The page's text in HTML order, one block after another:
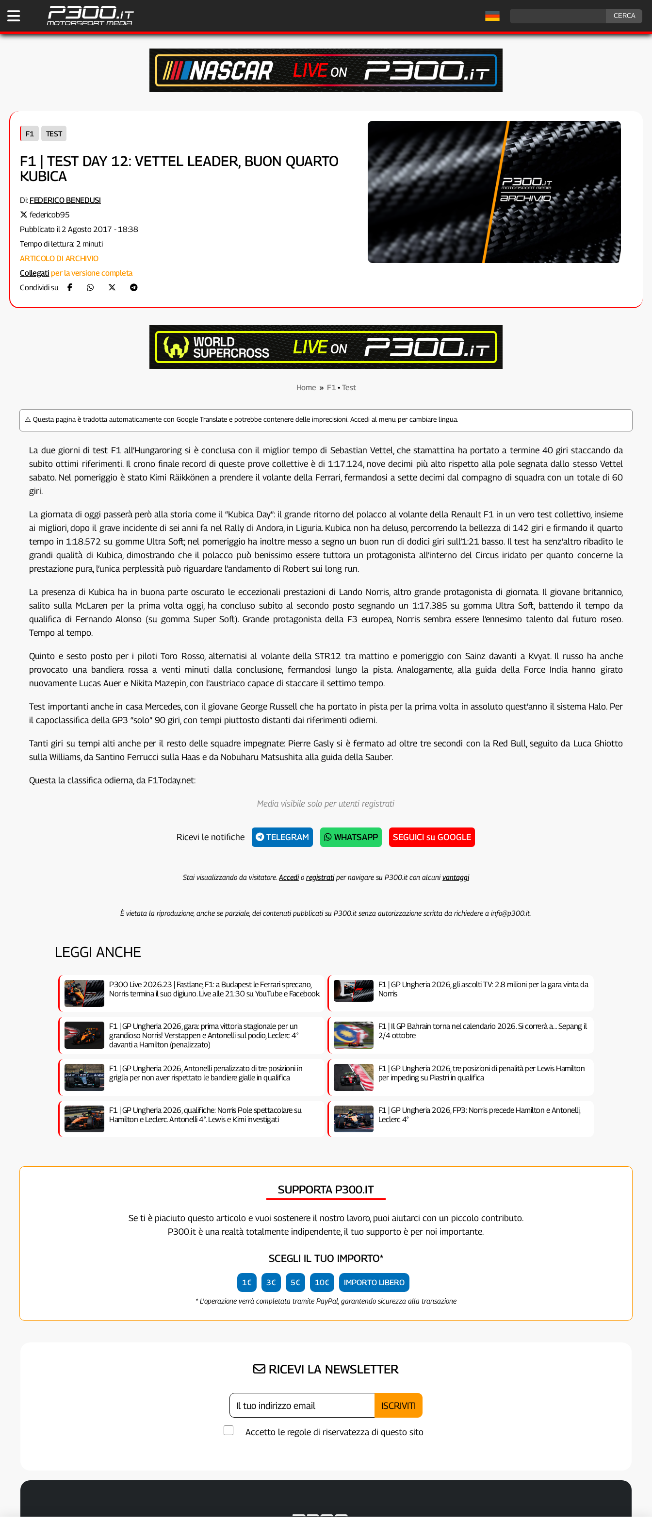
F1 TEST
F1 | TEST DAY 12: VETTEL LEADER, BUON QUARTO
KUBICA
Di: FEDERICO BENEDUSI
federicob95
Pubblicato il 2 Agosto 2017 - 18:38
Tempo di lettura: 2 minuti
ARTICOLO DI ARCHIVIO
Collegati per la versione completa
Condividi su
Home » F1• Test
⚠️ Questa pagina è tradotta automaticamente con Google Translate e potrebbe contenere delle imprecisioni. Accedi al menu per cambiare lingua.
La due giorni di test F1 all’Hungaroring si è conclusa con il miglior tempo di Sebastian Vettel, che stamattina ha portato a termine 40 giri staccando da
subito ottimi riferimenti. Il crono finale record di queste prove collettive è di 1:17.124, nove decimi più alto rispetto alla pole segnata dallo stesso Vettel
sabato. Nel pomeriggio è stato Kimi Räikkönen a prendere il volante della Ferrari, fermandosi a sette decimi dal compagno di squadra con un totale di 60
giri.
La giornata di oggi passerà però alla storia come il “Kubica Day”: il grande ritorno del polacco al volante della Renault F1 in un vero test collettivo, insieme
ai migliori, dopo il grave incidente di sei anni fa nel Rally di Andora, in Liguria. Kubica non ha deluso, percorrendo la bellezza di 142 giri e firmando il quarto
tempo in 1:18.572 su gomme Ultra Soft; nel pomeriggio ha inoltre messo a segno un buon run di dodici giri sull’1:21 basso. Il test ha senz’altro ribadito le
grandi qualità di Kubica, dimostrando che il polacco può benissimo essere tuttora un protagonista all’interno del Circus iridato per quanto concerne la
prestazione pura, l’unica perplessità può riguardare l’andamento di Robert sui long run.
La presenza di Kubica ha in buona parte oscurato le eccezionali prestazioni di Lando Norris, altro grande protagonista di giornata. Il giovane britannico,
salito sulla McLaren per la prima volta oggi, ha concluso subito al secondo posto segnando un 1:17.385 su gomma Ultra Soft, battendo il tempo da
qualifica di Fernando Alonso (su gomma Super Soft). Grande protagonista della F3 europea, Norris sembra essere l’ennesimo talento dal futuro roseo.
Tempo al tempo.
Quinto e sesto posto per i piloti Toro Rosso, alternatisi al volante della STR12 tra mattino e pomeriggio con Sainz davanti a Kvyat. Il russo ha anche
provocato una bandiera rossa a venti minuti dalla conclusione, fermandosi lungo la pista. Analogamente, alla guida della Force India hanno girato
nuovamente Lucas Auer e Nikita Mazepin, con l’austriaco capace di staccare il settimo tempo.
Test importanti anche in casa Mercedes, con il giovane George Russell che ha portato in pista per la prima volta in assoluto quest’anno il sistema Halo. Per
il capoclassifica della GP3 “solo” 90 giri, con tempi piuttosto distanti dai riferimenti odierni.
Tanti giri su tempi alti anche per il resto delle squadre impegnate: Pierre Gasly si è fermato ad oltre tre secondi con la Red Bull, seguito da Luca Ghiotto
sulla Williams, da Santino Ferrucci sulla Haas e da Nobuharu Matsushita alla guida della Sauber.
Questa la classifica odierna, da F1Today.net:
Media visibile solo per utenti registrati
Ricevi le notifiche TELEGRAM WHATSAPP SEGUICI su GOOGLE
Stai visualizzando da visitatore. Accedio registratiper navigare su P300.it con alcunivantaggi
È vietata la riproduzione, anche se parziale, dei contenuti pubblicati su P300.it senza autorizzazione scritta da richiedere a info@p300.it.
LEGGI ANCHE
P300 Live 2026.23 | Fastlane, F1: a Budapest le Ferrari sprecano,
Norris termina il suo digiuno. Live alle 21:30 su YouTube e Facebook
F1 | GP Ungheria 2026, gli ascolti TV: 2.8 milioni per la gara vinta da
Norris
F1 | GP Ungheria 2026, gara: prima vittoria stagionale per un
grandioso Norris! Verstappen e Antonelli sul podio, Leclerc 4°
davanti a Hamilton (penalizzato)
F1 | Il GP Bahrain torna nel calendario 2026. Si correrà a… Sepang il
2/4 ottobre
F1 | GP Ungheria 2026, Antonelli penalizzato di tre posizioni in
griglia per non aver rispettato le bandiere gialle in qualifica
F1 | GP Ungheria 2026, tre posizioni di penalità per Lewis Hamilton
per impeding su Piastri in qualifica
F1 | GP Ungheria 2026, qualifiche: Norris Pole spettacolare su
Hamilton e Leclerc. Antonelli 4°. Lewis e Kimi investigati
F1 | GP Ungheria 2026, FP3: Norris precede Hamilton e Antonelli,
Leclerc 4°
SUPPORTA P300.IT
Se ti è piaciuto questo articolo e vuoi sostenere il nostro lavoro, puoi aiutarci con un piccolo contributo.
P300.it è una realtà totalmente indipendente, il tuo supporto è per noi importante.
SCEGLI IL TUO IMPORTO*
1€ 3€ 5€ 10€ IMPORTO LIBERO
* L'operazione verrà completata tramite PayPal, garantendo sicurezza alla transazione
RICEVI LA NEWSLETTER
Accetto le regole di riservatezza di questo sito